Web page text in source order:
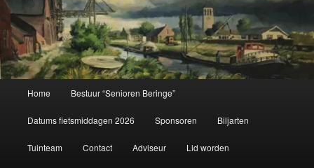
Home Bestuur “Senioren Beringe”
Datums fietsmiddagen 2026 Sponsoren Biljarten
Tuinteam Contact Adviseur Lid worden